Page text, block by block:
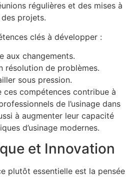
régulières et des mises à
des projets.
clés à développer :
aux changements.
résolution de problèmes.
sous pression.
ces compétences contribue à
de l’usinage dans
à augmenter leur capacité
d’usinage modernes.
et Innovation
plutôt essentielle est la pensée